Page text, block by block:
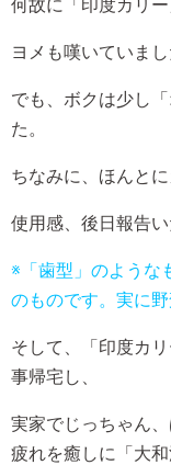
何故に「印度カリー
ヨメも嘆いていま
でも、ボクは少し
た。
ちなみに、ほんとに
使用感、後日報告い
※「歯型」のような
のものです。実に野
そして、「印度カ
事帰宅し、
実家でじっちゃん
疲れを癒しに「大和